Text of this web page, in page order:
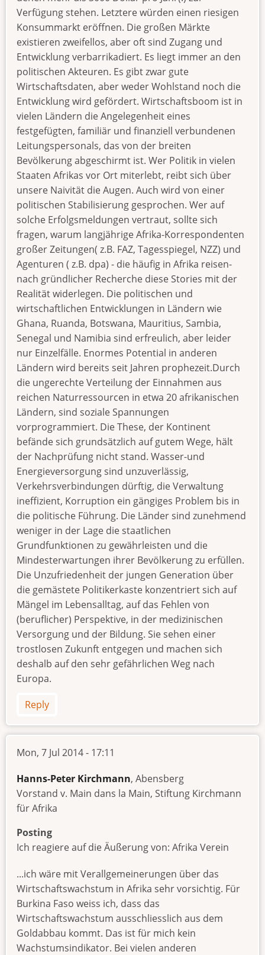
Verfügung stehen. Letztere würden einen riesigen
Konsummarkt eröffnen. Die großen Märkte
existieren zweifellos, aber oft sind Zugang und
Entwicklung verbarrikadiert. Es liegt immer an den
politischen Akteuren. Es gibt zwar gute
Wirtschaftsdaten, aber weder Wohlstand noch die
Entwicklung wird gefördert. Wirtschaftsboom ist in
vielen Ländern die Angelegenheit eines
festgefügten, familiär und finanziell verbundenen
Leitungspersonals, das von der breiten
Bevölkerung abgeschirmt ist. Wer Politik in vielen
Staaten Afrikas vor Ort miterlebt, reibt sich über
unsere Naivität die Augen. Auch wird von einer
politischen Stabilisierung gesprochen. Wer auf
solche Erfolgsmeldungen vertraut, sollte sich
fragen, warum langjährige Afrika-Korrespondenten
großer Zeitungen( z.B. FAZ, Tagesspiegel, NZZ) und
Agenturen ( z.B. dpa) - die häufig in Afrika reisen-
nach gründlicher Recherche diese Stories mit der
Realität widerlegen. Die politischen und
wirtschaftlichen Entwicklungen in Ländern wie
Ghana, Ruanda, Botswana, Mauritius, Sambia,
Senegal und Namibia sind erfreulich, aber leider
nur Einzelfälle. Enormes Potential in anderen
Ländern wird bereits seit Jahren prophezeit.Durch
die ungerechte Verteilung der Einnahmen aus
reichen Naturressourcen in etwa 20 afrikanischen
Ländern, sind soziale Spannungen
vorprogrammiert. Die These, der Kontinent
befände sich grundsätzlich auf gutem Wege, hält
der Nachprüfung nicht stand. Wasser-und
Energieversorgung sind unzuverlässig,
Verkehrsverbindungen dürftig, die Verwaltung
ineffizient, Korruption ein gängiges Problem bis in
die politische Führung. Die Länder sind zunehmend
weniger in der Lage die staatlichen
Grundfunktionen zu gewährleisten und die
Mindesterwartungen ihrer Bevölkerung zu erfüllen.
Die Unzufriedenheit der jungen Generation über
die gemästete Politikerkaste konzentriert sich auf
Mängel im Lebensalltag, auf das Fehlen von
(beruflicher) Perspektive, in der medizinischen
Versorgung und der Bildung. Sie sehen einer
trostlosen Zukunft entgegen und machen sich
deshalb auf den sehr gefährlichen Weg nach
Europa.
Reply
Mon, 7 Jul 2014 - 17:11
Hanns-Peter Kirchmann, Abensberg
Vorstand v. Main dans la Main, Stiftung Kirchmann
für Afrika
Posting
Ich reagiere auf die Äußerung von: Afrika Verein
...ich wäre mit Verallgemeinerungen über das
Wirtschaftswachstum in Afrika sehr vorsichtig. Für
Burkina Faso weiss ich, dass das
Wirtschaftswachstum ausschliesslich aus dem
Goldabbau kommt. Das ist für mich kein
Wachstumsindikator. Bei vielen anderen